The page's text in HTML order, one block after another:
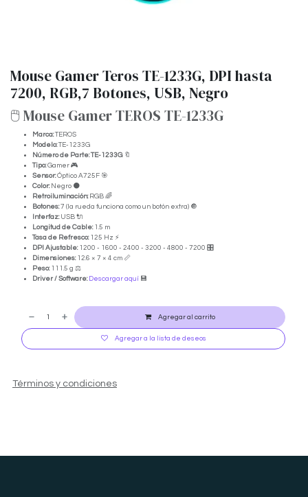
Mouse Gamer Teros TE-1233G, DPI hasta
7200, RGB,7 Botones, USB, Negro
🖱️ Mouse Gamer TEROS TE-1233G
Marca:TEROS
Modelo:TE-1233G
Número de Parte: TE-1233G🔖
Tipo:Gamer 🎮
Sensor:Óptico A725F 🎯
Color:Negro ⚫
Retroiluminación:RGB 🌈
Botones:7 (la rueda funciona como un botón extra) 🔘
Interfaz:USB 🔌
Longitud de Cable:1.5 m
Tasa de Refresco:125 Hz ⚡
DPI Ajustable:1200 - 1600 - 2400 - 3200 - 4800 - 7200 🎛️
Dimensiones:12.6 × 7 × 4 cm 📏
Peso:111.5 g ⚖️
Driver / Software: Descargar aquí 💾
Agregar al carrito
Agregar a la lista de deseos
Términos y condiciones